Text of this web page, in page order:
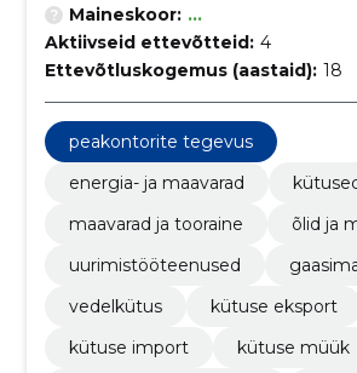
Maineskoor: ...
Aktiivseid ettevõtteid: 4
Ettevõtluskogemus (aastaid): 18
peakontorite tegevus
energia- ja maavarad
maavarad ja tooraine
õlid ja
uurimistööteenused
vedelkütus
kütuse eksport
kütuse import
kütuse müük